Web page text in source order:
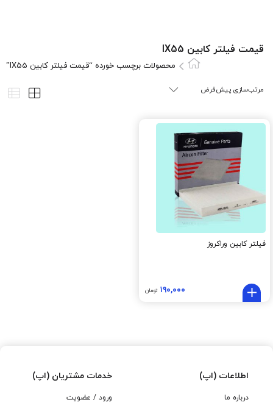
قیمت فیلتر کابین IX55
محصولات برچسب خورده “قیمت فیلتر کابین IX55”
فیلتر کابین وراکروز
۱۹۰,۰۰۰ تومان
اطلاعات (اپ)
درباره ما
خدمات مشتریان (اپ)
ورود / عضویت